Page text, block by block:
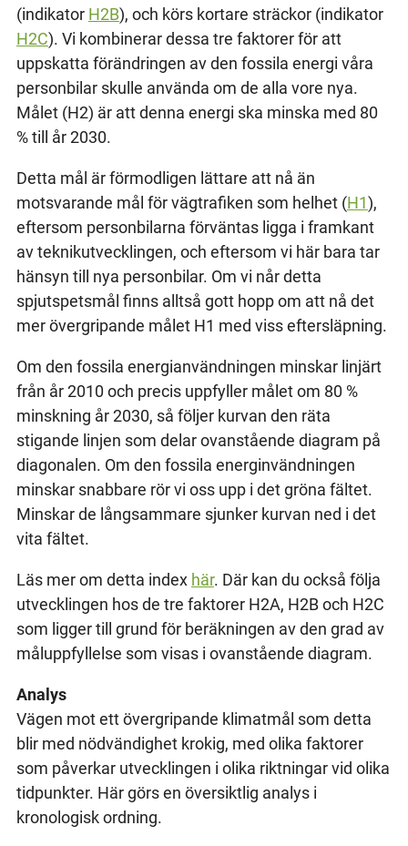
(indikator H2B), och körs kortare sträckor (indikator
H2C). Vi kombinerar dessa tre faktorer för att
uppskatta förändringen av den fossila energi våra
personbilar skulle använda om de alla vore nya.
Målet (H2) är att denna energi ska minska med 80
% till år 2030.
Detta mål är förmodligen lättare att nå än
motsvarande mål för vägtrafiken som helhet (H1),
eftersom personbilarna förväntas ligga i framkant
av teknikutvecklingen, och eftersom vi här bara tar
hänsyn till nya personbilar. Om vi når detta
spjutspetsmål finns alltså gott hopp om att nå det
mer övergripande målet H1 med viss eftersläpning.
Om den fossila energianvändningen minskar linjärt
från år 2010 och precis uppfyller målet om 80 %
minskning år 2030, så följer kurvan den räta
stigande linjen som delar ovanstående diagram på
diagonalen. Om den fossila energinvändningen
minskar snabbare rör vi oss upp i det gröna fältet.
Minskar de långsammare sjunker kurvan ned i det
vita fältet.
Läs mer om detta index här. Där kan du också följa
utvecklingen hos de tre faktorer H2A, H2B och H2C
som ligger till grund för beräkningen av den grad av
måluppfyllelse som visas i ovanstående diagram.
Analys
Vägen mot ett övergripande klimatmål som detta
blir med nödvändighet krokig, med olika faktorer
som påverkar utvecklingen i olika riktningar vid olika
tidpunkter. Här görs en översiktlig analys i
kronologisk ordning.